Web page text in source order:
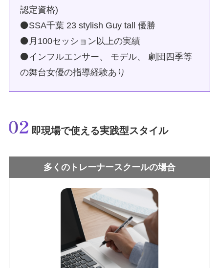
認定資格)
⚫SSA千葉 23 stylish Guy tall 優勝
⚫月100セッション以上の実績
⚫インフルエンサー、 モデル、 劇団四季等
の舞台女優の指導経験あり
即現場で使える実践型スタイル
多くのトレーナースクールの場合